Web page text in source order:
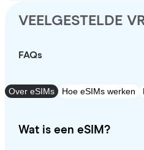
VEELGESTELDE
FAQs
Over eSIMs Hoe eSIMs werken
Wat is een eSIM?